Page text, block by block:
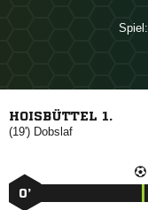
Spiel:
HOISBÜTTEL 1.
(19') 
0’